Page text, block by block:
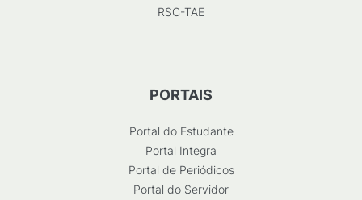
RSC-TAE
PORTAIS
Portal do Estudante
Portal Integra
Portal de Periódicos
Portal do Servidor